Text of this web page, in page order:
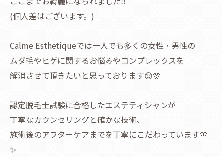
(個人差はございます。)
Calme Esthetiqueでは一人でも多くの女性・男性の
ムダ毛やヒゲに関するお悩みやコンプレックスを
解消させて頂きたいと思っております😌🌸
認定脱毛士試験に合格したエステティシャンが
丁寧なカウンセリングと確かな技術、
施術後のアフターケアまでを丁寧にこだわっています🤲
✨